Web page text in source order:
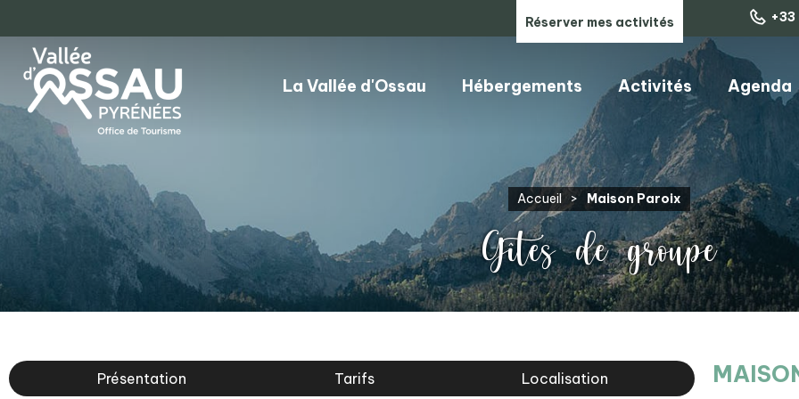
Réserver mes activités
La Vallée d'Ossau Hébergements Activités Agenda
Accueil > Maison Paroix
Gîtes de groupe
Présentation Tarifs Localisation